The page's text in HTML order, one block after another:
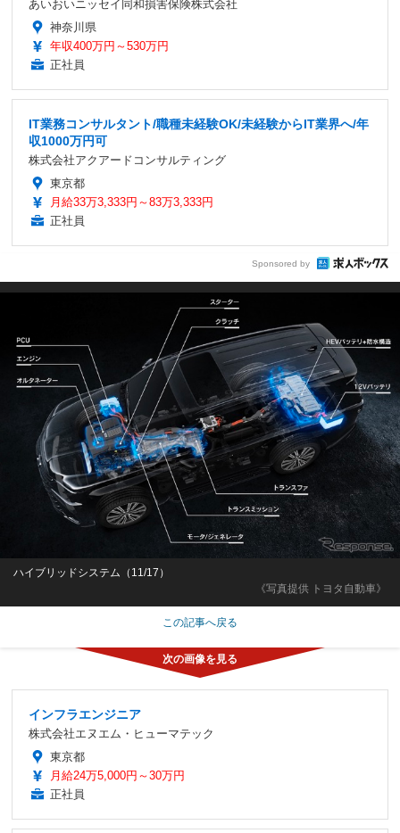
あいおいニッセイ同和損害保険株式会社
神奈川県
年収400万円～530万円
正社員
IT業務コンサルタント/職種未経験OK/未経験からIT業界へ/年
収1000万円可
株式会社アクアードコンサルティング
東京都
月給33万3,333円～83万3,333円
正社員
Sponsored by
《写真提供 トヨタ自動車》
ハイブリッドシステム（11/17）
この記事へ戻る
インフラエンジニア
株式会社エヌエム・ヒューマテック
東京都
月給24万5,000円～30万円
正社員